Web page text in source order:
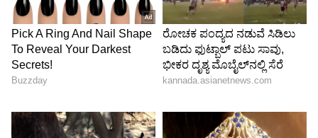
Image Credit :
ಅಪ್ಲಿಕೇಶನ್‌ನ ಅನುಕೂಲಗಳ ಕುರಿತು ಹೇಳುವುದಾದರೆ,